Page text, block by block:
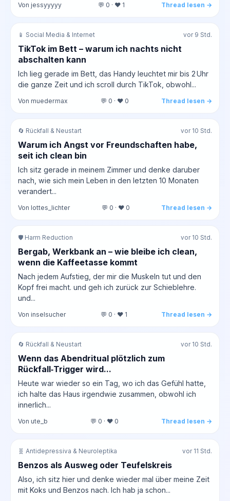
Von jessyyyyy 💬 0 · ❤️ 1 Thread lesen →
📱 Social Media & Internet vor 9 Std.
TikTok im Bett – warum ich nachts nicht
abschalten kann
Ich lieg gerade im Bett, das Handy leuchtet mir bis 2 Uhr
die ganze Zeit und ich scroll durch TikTok, obwohl...
Von muedermax 💬 0 · ❤️ 0 Thread lesen →
🔄 Rückfall & Neustart vor 10 Std.
Warum ich Angst vor Freundschaften habe,
seit ich clean bin
Ich sitz gerade in meinem Zimmer und denke daruber
nach, wie sich mein Leben in den letzten 10 Monaten
verandert...
Von lottes_lichter 💬 0 · ❤️ 0 Thread lesen →
🛡️ Harm Reduction vor 10 Std.
Bergab, Werkbank an – wie bleibe ich clean,
wenn die Kaffeetasse kommt
Nach jedem Aufstieg, der mir die Muskeln tut und den
Kopf frei macht. und geh ich zurück zur Schieblehre.
und...
Von inselsucher 💬 0 · ❤️ 1 Thread lesen →
🔄 Rückfall & Neustart vor 10 Std.
Wenn das Abendritual plötzlich zum
Rückfall‑Trigger wird...
Heute war wieder so ein Tag, wo ich das Gefühl hatte,
ich halte das Haus irgendwie zusammen, obwohl ich
innerlich...
Von ute_b 💬 0 · ❤️ 0 Thread lesen →
🧬 Antidepressiva & Neuroleptika vor 11 Std.
Benzos als Ausweg oder Teufelskreis
Also, ich sitz hier und denke wieder mal über meine Zeit
mit Koks und Benzos nach. Ich hab ja schon...